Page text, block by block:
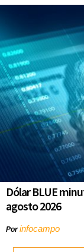
Dólar BLUE
agosto 2026
Porinfocampo